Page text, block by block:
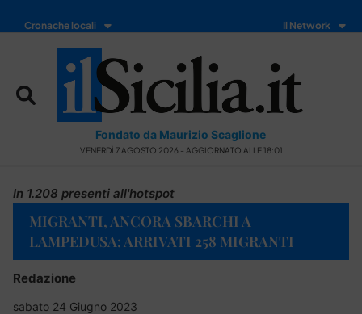
Cronache locali Il Network
Fondato da Maurizio Scaglione
VENERDÌ 7 AGOSTO 2026 - AGGIORNATO ALLE 18:01
In 1.208 presenti all'hotspot
MIGRANTI, ANCORA SBARCHI A
LAMPEDUSA: ARRIVATI 258 MIGRANTI
Redazione
sabato 24 Giugno 2023